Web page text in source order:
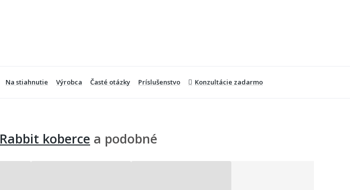
Na stiahnutie Výrobca Časté otázky Príslušenstvo Konzultácie zadarmo
Rabbit koberce a podobné